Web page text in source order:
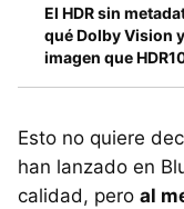
El HDR sin
qué Dolby Vision
imagen que
Esto no quiere
han lanzado en
calidad, pero al